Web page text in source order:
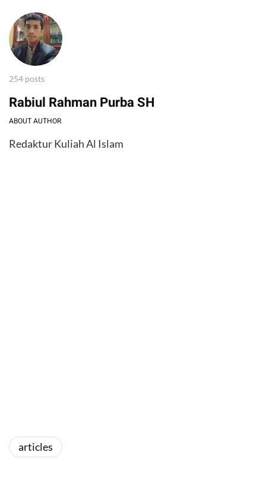
254 posts
Rabiul Rahman Purba SH
ABOUT AUTHOR
Redaktur Kuliah Al Islam
articles